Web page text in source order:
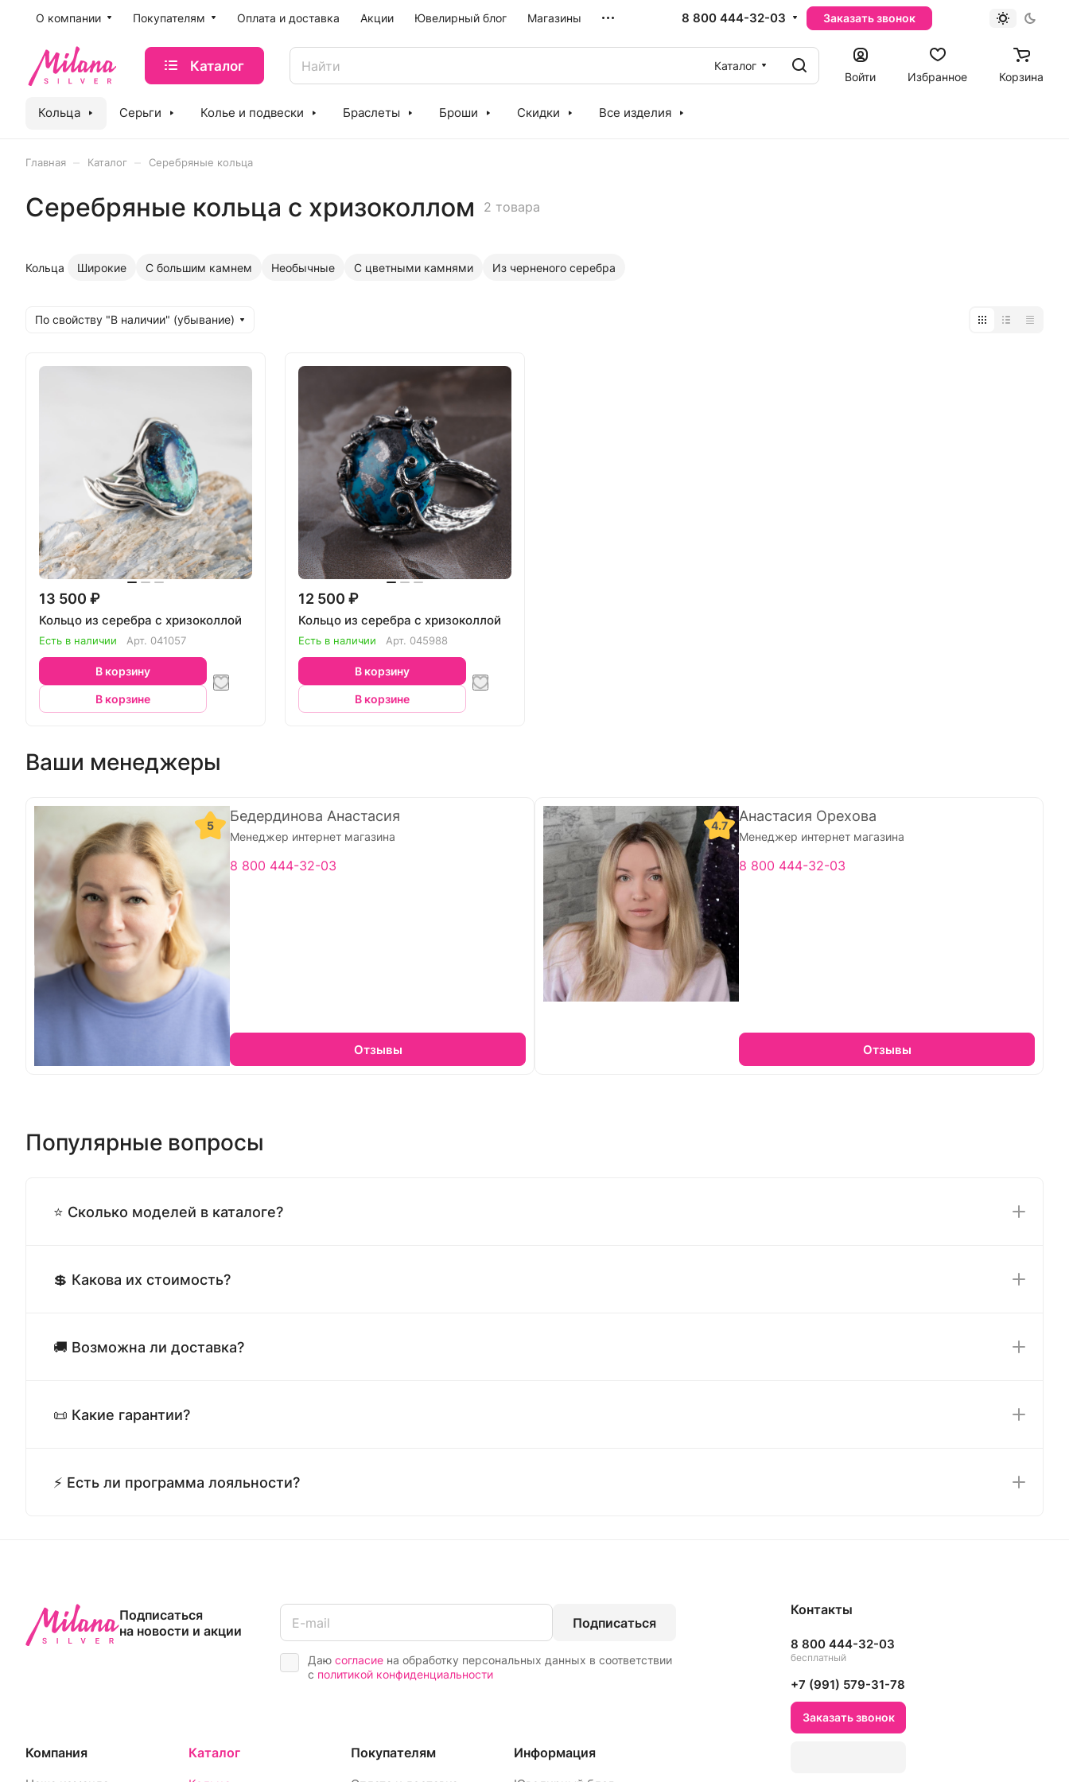
O компании Покупателям Оплата и доставка Акции Ювелирный блог Магазины 8 800 444-32-03 Заказать звонок
Каталог
Каталог
Войти
Избранное Корзина
Кольца Серьги Колье и подвески Браслеты Броши Скидки Все изделия
Главная Каталог Серебряные кольца
Серебряные кольца с хризоколлом 2 товара
Кольца Широкие С большим камнем Необычные С цветными камнями Из черненого серебра
По свойству "В наличии" (убывание)
13 500 ₽
Кольцо из серебра с хризоколлой
Есть в наличии Арт. 041057
В корзину
В корзине
12 500 ₽
Кольцо из серебра с хризоколлой
Есть в наличии Арт. 045988
В корзину
В корзине
Ваши менеджеры
5
Бедердинова Анастасия
Менеджер интернет магазина
8 800 444-32-03
Отзывы
4.7
Анастасия Орехова
Менеджер интернет магазина
8 800 444-32-03
Отзывы
Популярные вопросы
⭐ Сколько моделей в каталоге?
💲 Какова их стоимость?
🚚 Возможна ли доставка?
📜 Какие гарантии?
⚡ Есть ли программа лояльности?
Подписаться
на новости и акции
Подписаться
Даю согласие на обработку персональных данных в соответствии
с политикой конфиденциальности
Компания Каталог Покупателям Информация
Контакты
8 800 444-32-03
бесплатный
+7 (991) 579-31-78
Заказать звонок